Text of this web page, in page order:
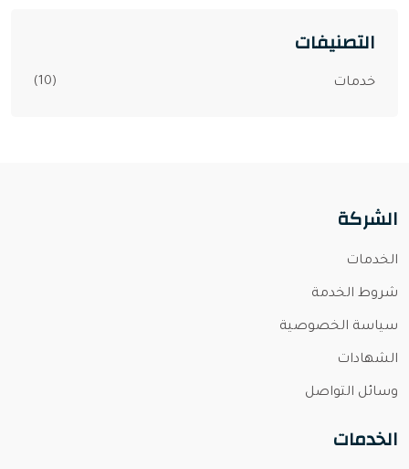
التصنيفات
خدمات (10)
الشركة
الخدمات
شروط الخدمة
سياسة الخصوصية
الشهادات
وسائل التواصل
الخدمات